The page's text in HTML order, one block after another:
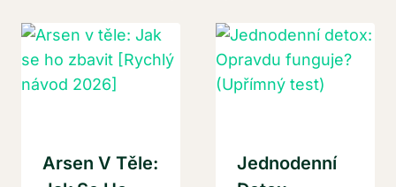
Arsen V Těle:
Jednodenní